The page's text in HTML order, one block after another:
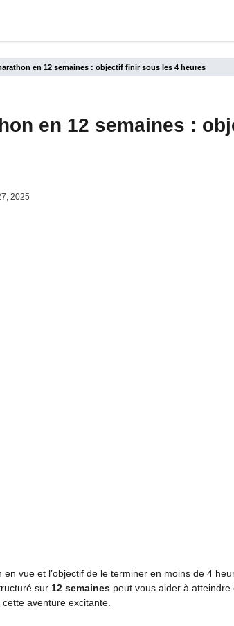
en 12 semaines : objectif finir sous les 4 heures
en 12 semaines :
2025
vue et l’objectif de le terminer en moins de 4
sur 12 semaines peut vous aider à
aventure excitante.